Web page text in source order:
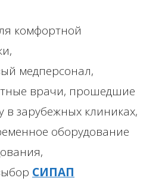
комфортной
медперсонал,
врачи, прошедшие
в зарубежных клиниках,
оборудование
СИПАП